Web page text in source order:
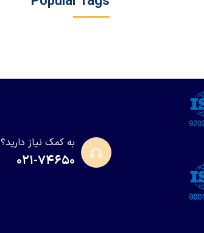
به کمک نیاز دارید؟
۰۲۱-۷۴۶۵۰